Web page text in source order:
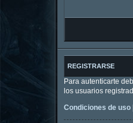
REGISTRARSE
Para autenticarte
los usuarios
Condiciones de uso